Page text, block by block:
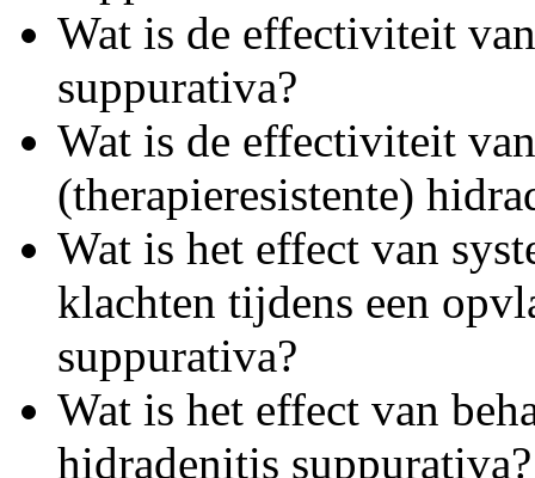
Wat is de effectiviteit
suppurativa?
Wat is de effectiviteit
(therapieresistente)
Wat is het effect van
klachten tijdens een
suppurativa?
Wat is het effect van
hidradenitis suppurativa?